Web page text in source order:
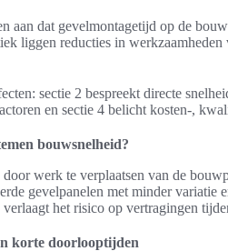
aan dat gevelmontagetijd op de
liggen reducties in werkzaamheden
sectie 2 bespreekt directe
en sectie 4 belicht kosten-,
bouwsnelheid?
werk te verplaatsen van de
gevelpanelen met minder
het risico op vertragingen
korte doorlooptijden